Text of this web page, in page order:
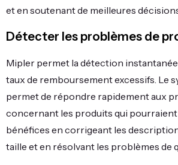
et en soutenant de meilleures
Détecter les problèmes de
Mipler permet la détection instantanée
taux de remboursement excessifs. Le
permet de répondre rapidement aux
concernant les produits qui
bénéfices en corrigeant les
taille et en résolvant les problèmes de